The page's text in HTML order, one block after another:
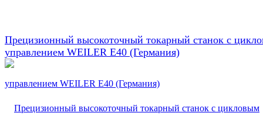
Прецизионный высокоточный токарный станок с
управлением WEILER E40 (Германия)